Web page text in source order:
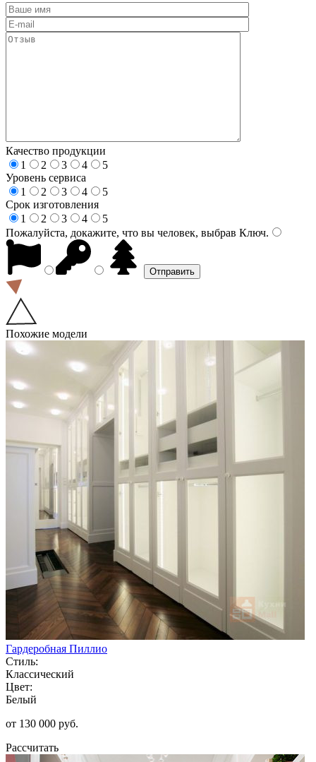
Качество продукции
1
2 3 4
5
Уровень сервиса
1
2 3 4
5
Срок изготовления
1
2 3 4
5
Пожалуйста, докажите, что вы человек, выбрав Ключ.
Похожие модели
Гардеробная Пиллио
Стиль:
Классический
Цвет:
Белый
от 130 000 руб.
Рассчитать